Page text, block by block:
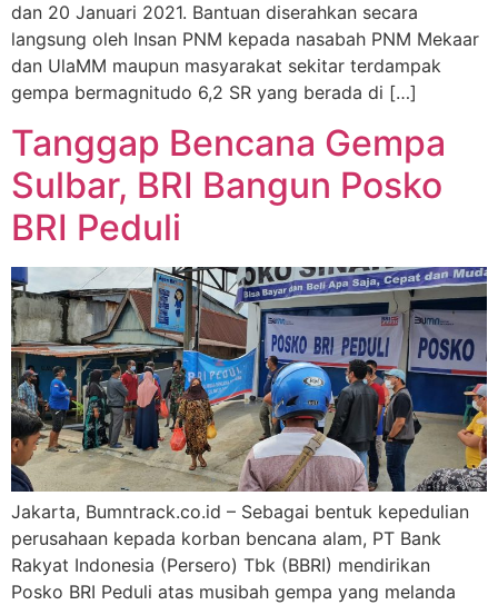
dan 20 Januari 2021. Bantuan diserahkan secara
langsung oleh Insan PNM kepada nasabah PNM Mekaar
dan UlaMM maupun masyarakat sekitar terdampak
gempa bermagnitudo 6,2 SR yang berada di […]
Tanggap Bencana Gempa
Sulbar, BRI Bangun Posko
BRI Peduli
Jakarta, Bumntrack.co.id – Sebagai bentuk kepedulian
perusahaan kepada korban bencana alam, PT Bank
Rakyat Indonesia (Persero) Tbk (BBRI) mendirikan
Posko BRI Peduli atas musibah gempa yang melanda